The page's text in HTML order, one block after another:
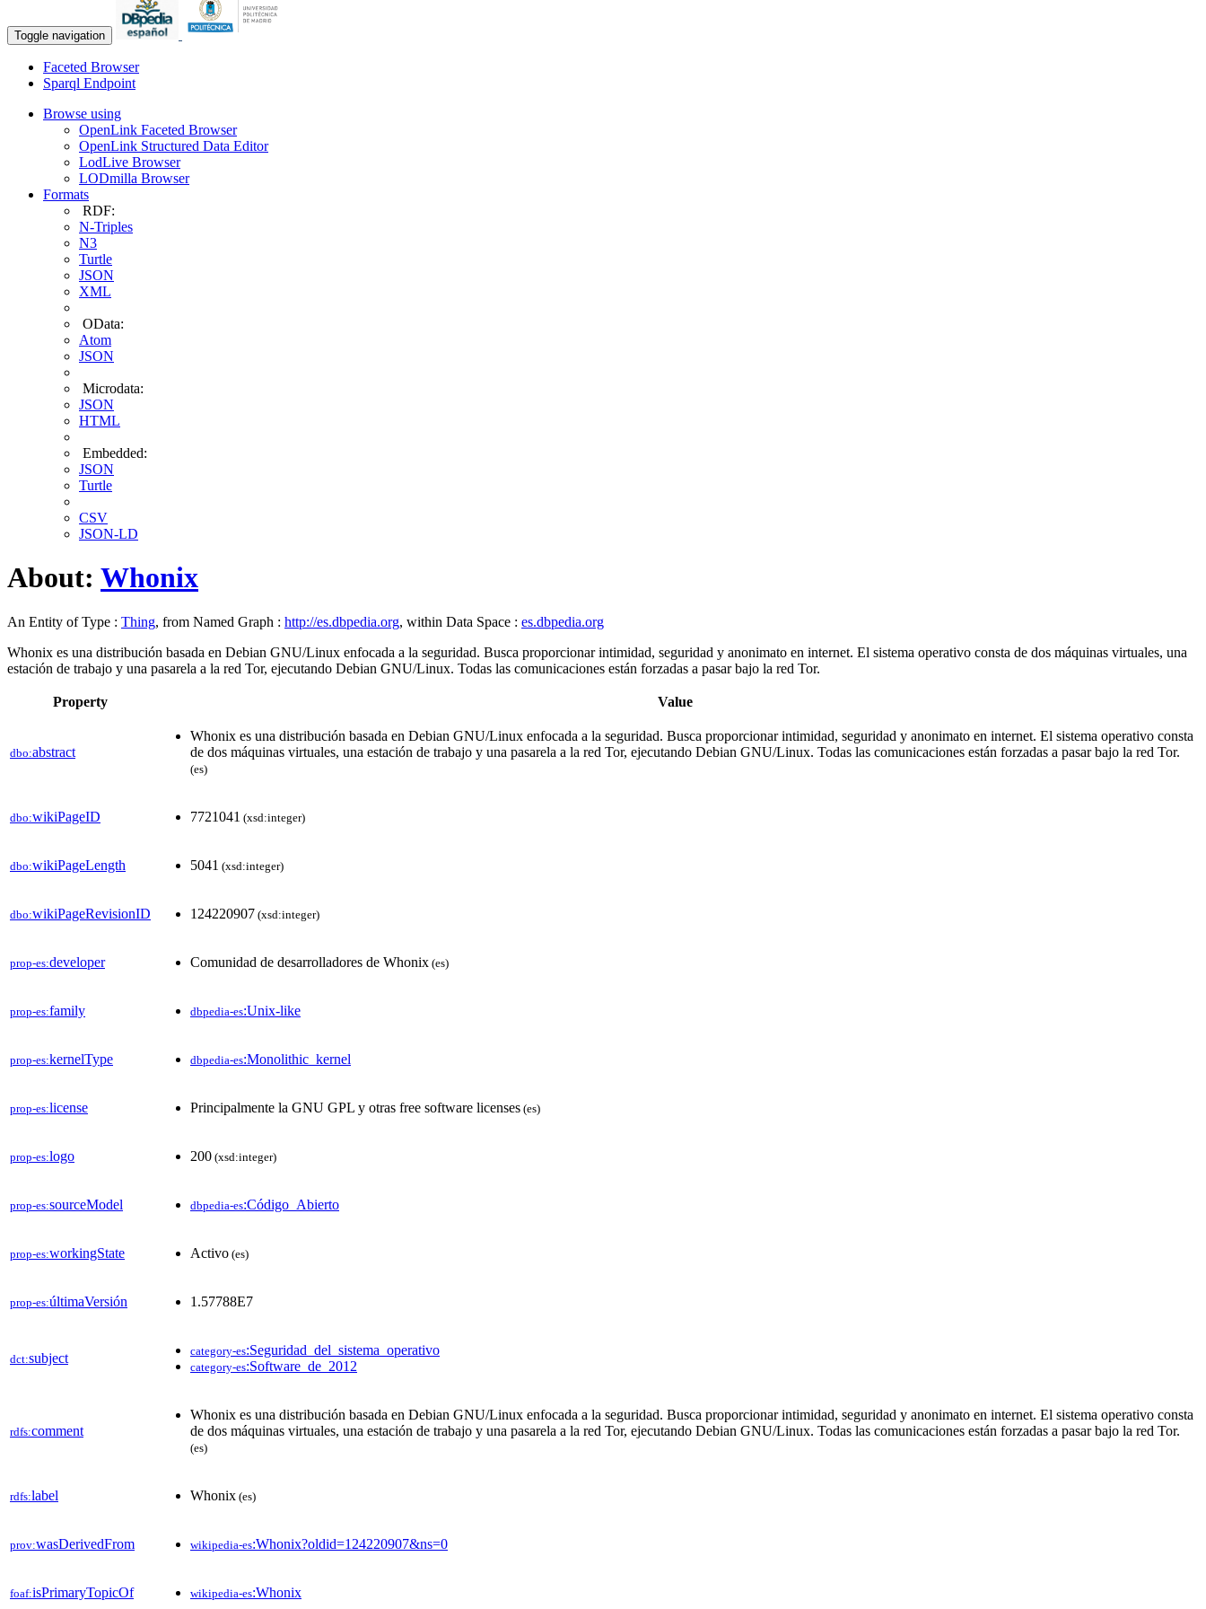
Toggle navigation
Faceted Browser
Sparql Endpoint
Browse using
OpenLink Faceted Browser
OpenLink Structured Data Editor
LodLive Browser
LODmilla Browser
Formats
RDF:
N-Triples
N3
Turtle
JSON
XML
OData:
Atom
JSON
Microdata:
JSON
HTML
Embedded:
JSON
Turtle
CSV
JSON-LD
About: Whonix
An Entity of Type : Thing, from Named Graph : http://es.dbpedia.org, within Data Space : es.dbpedia.org
Whonix es una distribución basada en Debian GNU/Linux enfocada a la seguridad. Busca proporcionar intimidad, seguridad y anonimato en internet. El sistema operativo consta de dos máquinas virtuales, una
estación de trabajo y una pasarela a la red Tor, ejecutando Debian GNU/Linux. Todas las comunicaciones están forzadas a pasar bajo la red Tor.​​​​
Property Value
dbo:abstract
Whonix es una distribución basada en Debian GNU/Linux enfocada a la seguridad. Busca proporcionar intimidad, seguridad y anonimato en internet. El sistema operativo consta
de dos máquinas virtuales, una estación de trabajo y una pasarela a la red Tor, ejecutando Debian GNU/Linux. Todas las comunicaciones están forzadas a pasar bajo la red Tor.​​​​
(es)
dbo:wikiPageID 7721041 (xsd:integer)
dbo:wikiPageLength 5041 (xsd:integer)
dbo:wikiPageRevisionID 124220907 (xsd:integer)
prop-es:developer Comunidad de desarrolladores de Whonix (es)
prop-es:family dbpedia-es:Unix-like
prop-es:kernelType dbpedia-es:Monolithic_kernel
prop-es:license Principalmente la GNU GPL y otras free software licenses (es)
prop-es:logo 200 (xsd:integer)
prop-es:sourceModel dbpedia-es:Código_Abierto
prop-es:workingState Activo (es)
prop-es:últimaVersión 1.57788E7
dct:subject category-es:Seguridad_del_sistema_operativo
category-es:Software_de_2012
rdfs:comment
Whonix es una distribución basada en Debian GNU/Linux enfocada a la seguridad. Busca proporcionar intimidad, seguridad y anonimato en internet. El sistema operativo consta
de dos máquinas virtuales, una estación de trabajo y una pasarela a la red Tor, ejecutando Debian GNU/Linux. Todas las comunicaciones están forzadas a pasar bajo la red Tor.​​​​
(es)
rdfs:label Whonix (es)
prov:wasDerivedFrom wikipedia-es:Whonix?oldid=124220907&ns=0
foaf:isPrimaryTopicOf wikipedia-es:Whonix